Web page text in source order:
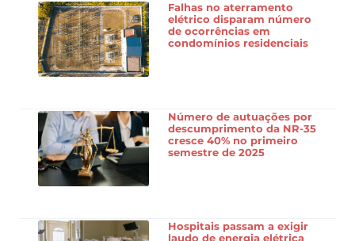
Falhas no aterramento
elétrico disparam número
de ocorrências em
condomínios residenciais
Número de autuações por
descumprimento da NR-35
cresce 40% no primeiro
semestre de 2025
Hospitais passam a exigir
laudo de energia elétrica